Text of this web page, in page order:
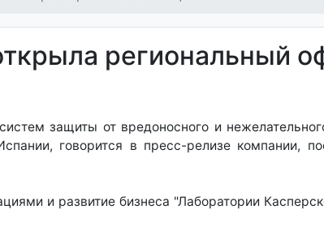
региональный
защиты от вредоносного и
говорится в пресс-релизе компании,
и развитие бизнеса "Лаборатории